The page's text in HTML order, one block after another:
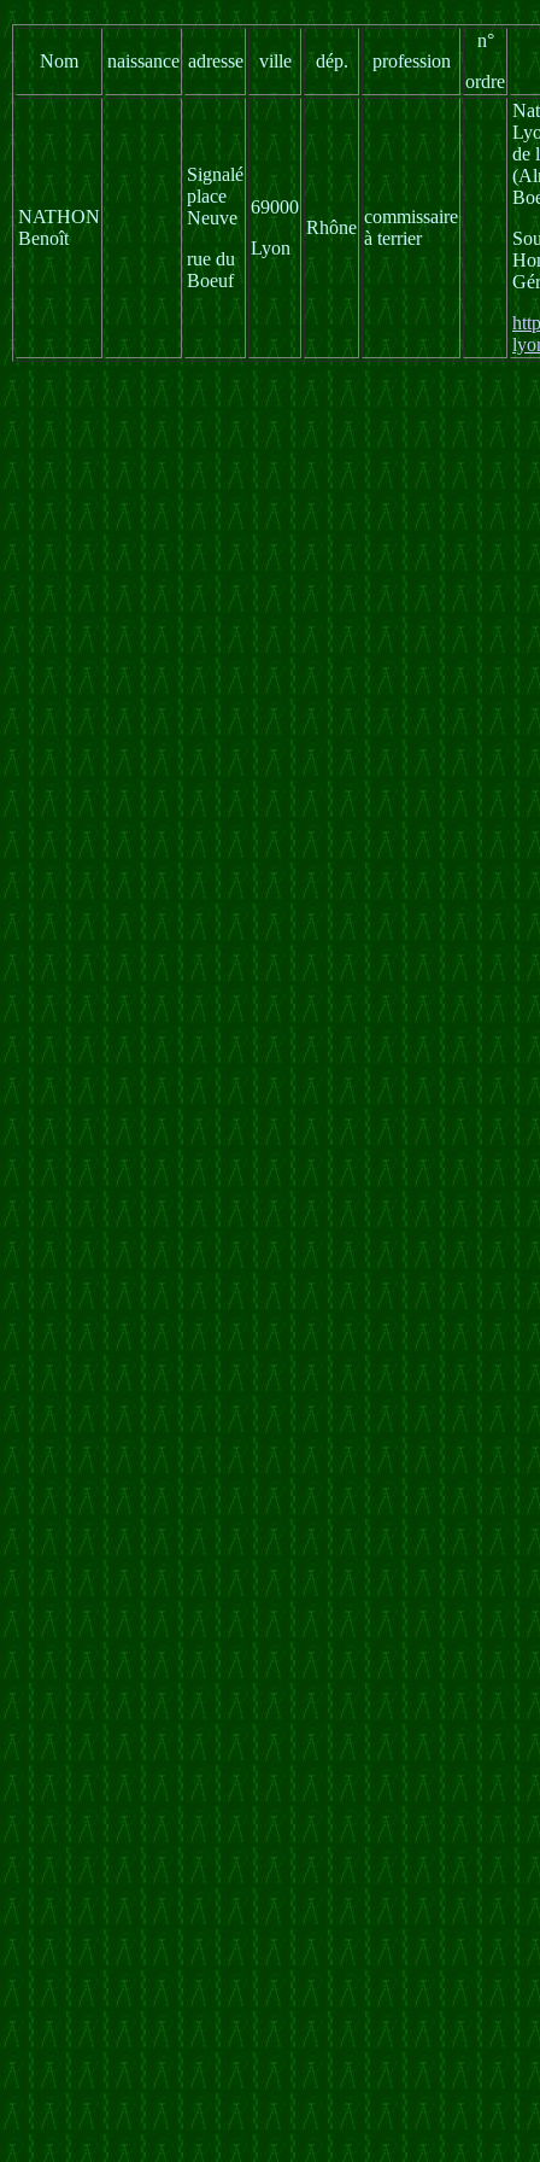
Nom naissance adresse ville dép. profession
n°
ordre
NATHON
Benoît
Signalé
place
Neuve
rue du
Boeuf
69000
Lyon
Rhône
commissaire
à terrier
de